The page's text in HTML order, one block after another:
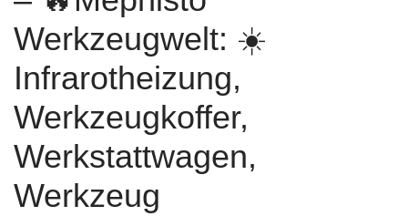
Werkzeugwelt: ☀️
Infrarotheizung,
Werkzeugkoffer,
Werkstattwagen,
Werkzeug